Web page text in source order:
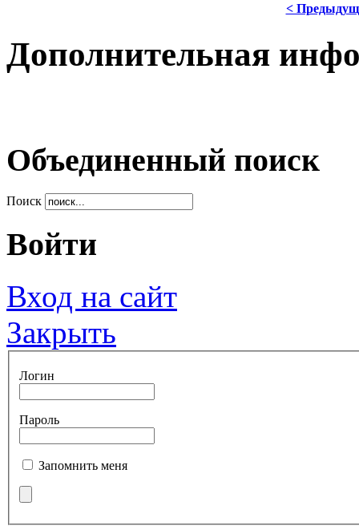
<
Дополнительная
Объединенный поиск
Поиск
Войти
Вход на сайт
Закрыть
Логин
Пароль
Запомнить меня